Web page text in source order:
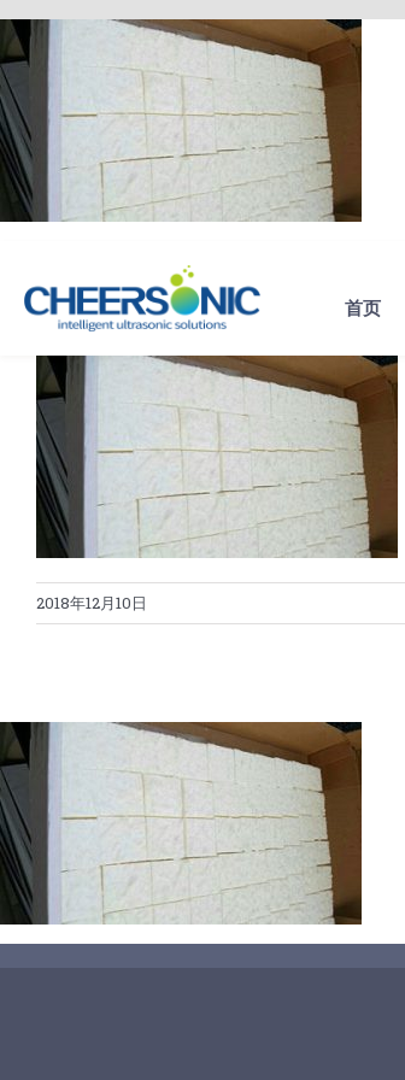
Skip
to
content
首页
2018年12月10日